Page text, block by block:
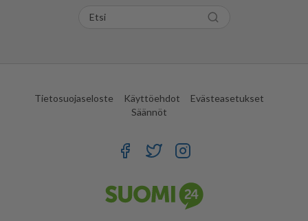
Tietosuojaseloste Käyttöehdot
Evästeasetukset
Säännöt